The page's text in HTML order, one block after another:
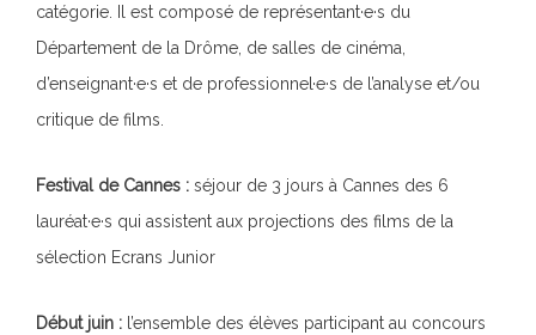
catégorie. Il est composé de représentant·e·s du
Département de la Drôme, de salles de cinéma,
d’enseignant·e·s et de professionnel·e·s de l’analyse et/ou
critique de films.
Festival de Cannes : séjour de 3 jours à Cannes des 6
lauréat·e·s qui assistent aux projections des films de la
sélection Ecrans Junior
Début juin : l’ensemble des élèves participant au concours